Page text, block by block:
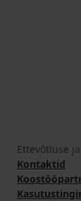
Ettevõtluse
Kontaktid